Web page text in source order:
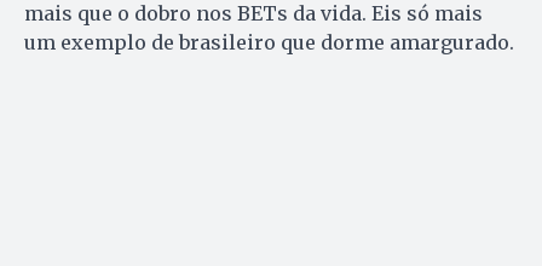
mais que o dobro nos BETs da vida. Eis só mais
um exemplo de brasileiro que dorme amargurado.